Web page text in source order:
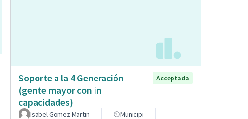
Soporte a la 4 Generación
(gente mayor con in
capacidades)
Acceptada
Isabel Gomez Martin
Municipi